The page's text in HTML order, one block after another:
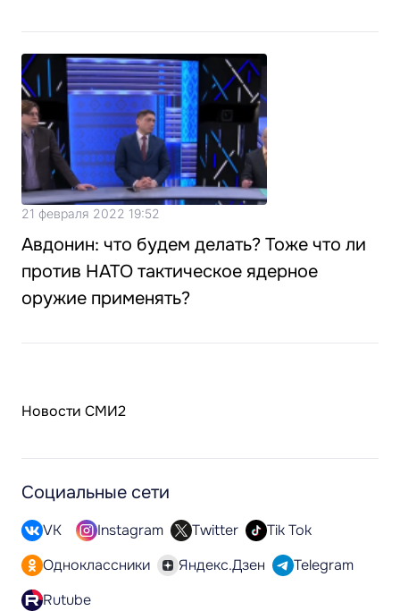
21 февраля 2022 19:52
Авдонин: что будем делать? Тоже что ли
против НАТО тактическое ядерное
оружие применять?
Новости СМИ2
Социальные сети
VK Instagram Twitter
Tik Tok
Одноклассники
Яндекс.Дзен
Telegram
Rutube